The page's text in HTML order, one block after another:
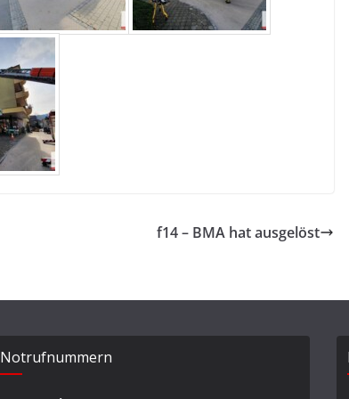
f14 – BMA hat ausgelöst
Notrufnummern